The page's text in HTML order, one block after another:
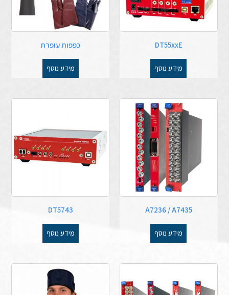
DT55xxE
מידע נוסף
כפפות עופרת
מידע נוסף
A7236 / A7435
מידע נוסף
DT5743
מידע נוסף